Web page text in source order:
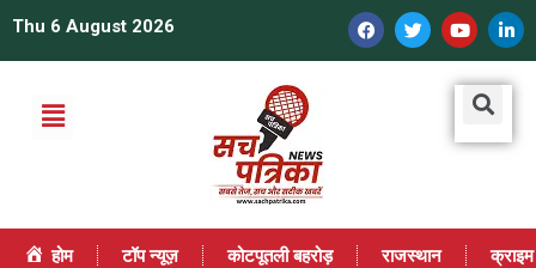
Thu 6 August 2026
होम टॉप न्यूज़ कोटपूतली बहरोड़ राजस्थान क्राइम